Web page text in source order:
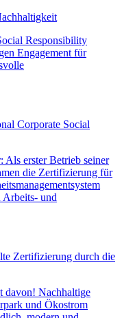
Responsibility
Engagement für
Corporate Social
Als erster Betrieb seiner
die Zertifizierung für
und
Zertifizierung durch die
davon! Nachhaltige
und Ökostrom